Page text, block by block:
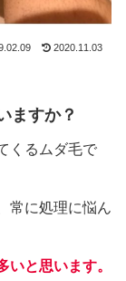
2020.11.03
ますか？
くるムダ毛で
常に処理に悩ん
いと思います。